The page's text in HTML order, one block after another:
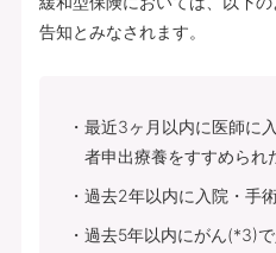
告知とみなされます。
最近3ヶ月以内に医師に
者申出療養をすすめられ
過去2年以内に入院・手
過去5年以内にがん(*3)